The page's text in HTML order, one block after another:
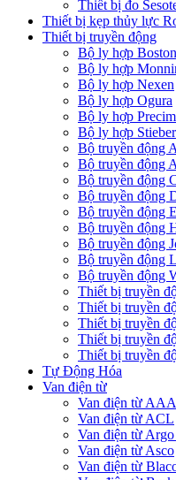
Thiết bị đo
Thiết bị kẹp thủy lực
Thiết bị truyền động
Bộ ly hợp
Bộ ly hợp
Bộ ly hợp Nexen
Bộ ly hợp Ogura
Bộ ly hợp
Bộ ly hợp Stieber
Bộ truyền động
Bộ truyền động
Bộ truyền động
Bộ truyền động
Bộ truyền động
Bộ truyền động
Bộ truyền động
Bộ truyền động
Bộ truyền động
Thiết bị truyền
Thiết bị truyền
Thiết bị truyền
Thiết bị truyền
Thiết bị truyền
Tự Động Hóa
Van điện từ
Van điện từ
Van điện từ ACL
Van điện từ
Van điện từ Asco
Van điện từ